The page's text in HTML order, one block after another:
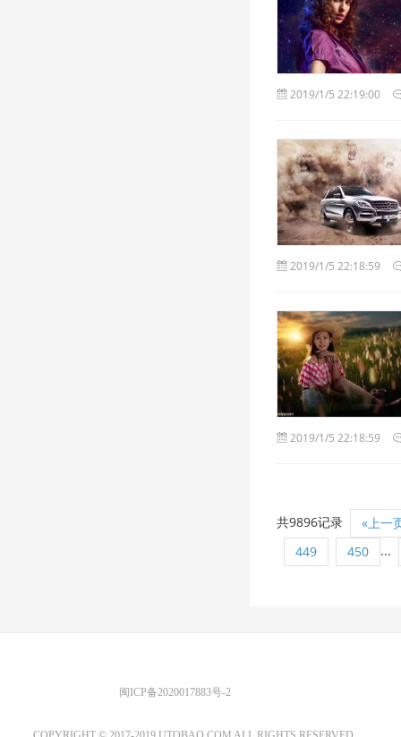
2019/1/5 22:19:00
2019/1/5 22:18:59
2019/1/5 22:18:59
共9896记录
«上一
449
450 ...
闽ICP备2020017883号-2